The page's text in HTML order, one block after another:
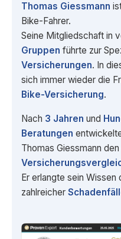
Thomas Giessmann
Bike-Fahrer.
Seine Mitgliedschaft in
Gruppen führte zur
Versicherungen. In
sich immer wieder die
Bike-Versicherung.
Nach 3 Jahren und
Beratungen
Thomas Giessmann
Er erlangte sein
zahlreicher